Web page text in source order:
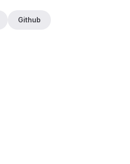
Github